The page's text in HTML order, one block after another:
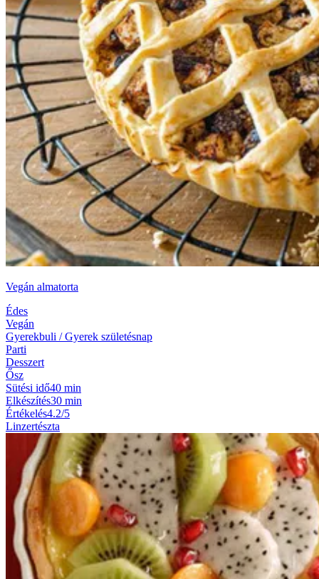
Vegán almatorta
Édes
Vegán
Gyerekbuli / Gyerek születésnap
Parti
Desszert
Ősz
Sütési idő40 min
Elkészítés30 min
Értékelés4.2/5
Linzertészta